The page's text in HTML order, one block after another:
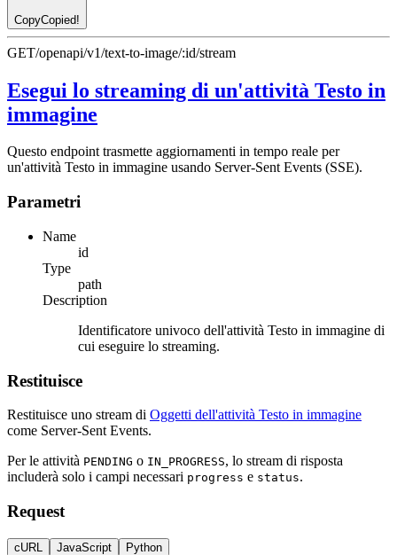
CopyCopied!
GET/openapi/v1/text-to-image/:id/stream
Esegui lo streaming di un'attività Testo in
immagine
Questo endpoint trasmette aggiornamenti in tempo reale per
un'attività Testo in immagine usando Server-Sent Events (SSE).
Parametri
Name
id
Type
path
Description
Identificatore univoco dell'attività Testo in immagine di
cui eseguire lo streaming.
Restituisce
Restituisce uno stream di Oggetti dell'attività Testo in immagine
come Server-Sent Events.
Per le attività PENDING o IN_PROGRESS, lo stream di risposta
includerà solo i campi necessari progress e status.
Request
cURL JavaScript Python